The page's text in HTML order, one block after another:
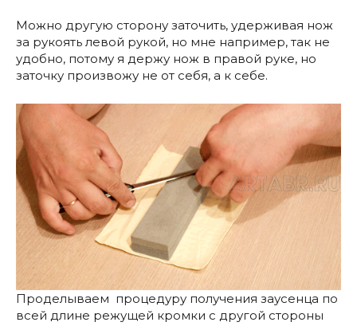
Можно другую сторону заточить, удерживая нож
за рукоять левой рукой, но мне например, так не
удобно, потому я держу нож в правой руке, но
заточку произвожу не от себя, а к себе.
Проделываем процедуру получения заусенца по
всей длине режущей кромки с другой стороны